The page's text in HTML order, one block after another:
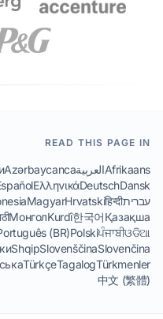
READ THIS PAGE IN
AfrikaansالعربيةAzərbaycanca
Dansk
Deutsch
Ελληνικά
עבריתहिन्दी
Hrvatski
Magyar
Қазақша
한국어
Kurdî
Монгол
ଓଡିଆ
ਪੰਜਾਬੀ
Polski
(BR)
Slovenčina
Slovenščina
Shqip
Türkmenler
Tagalog
Türkçe
中文 (繁體)